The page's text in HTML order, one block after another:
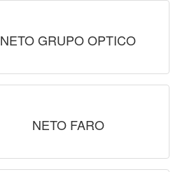
NETO GRUPO OPTICO
NETO FARO